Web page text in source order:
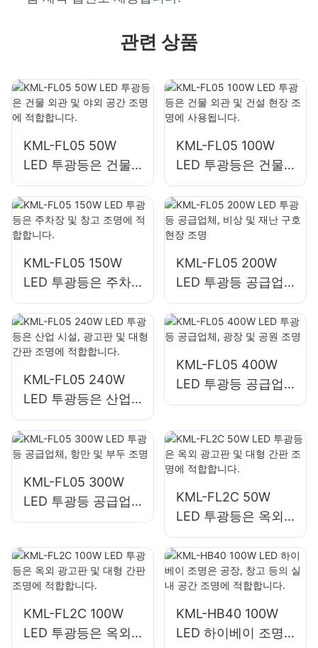
관련 상품
KML-FL05 50W
LED 투광등은 건물
외관 및 야외 공간 조
명에 적합합니다.
KML-FL05 100W
LED 투광등은 건물
외관 및 건설 현장 조
명에 사용됩니다.
KML-FL05 150W
LED 투광등은 주차
장 및 창고 조명에 적
합합니다.
KML-FL05 200W
LED 투광등 공급업
체, 비상 및 재난 구
호 현장 조명
KML-FL05 240W
LED 투광등은 산업
시설, 광고판 및 대형
간판 조명에 적합합
니다.
KML-FL05 400W
LED 투광등 공급업
체, 광장 및 공원 조
KML-FL05 300W
LED 투광등 공급업
체, 항만 및 부두 조
KML-FL2C 50W
LED 투광등은 옥외
광고판 및 대형 간판
조명에 적합합니다.
KML-FL2C 100W
LED 투광등은 옥외
KML-HB40 100W
LED 하이베이 조명